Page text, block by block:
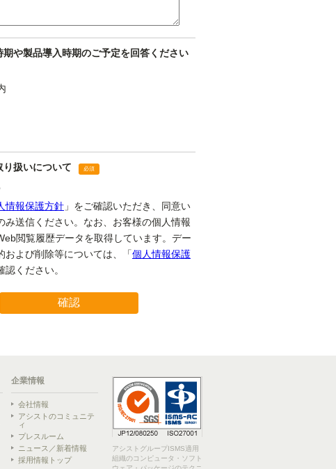
企業情報
会社情報
アシストのコミュニテ
ィ
プレスルーム
ニュース／新着情報
採用情報トップ
アシストグループISMS適用
組織のコンピュータ・ソフト